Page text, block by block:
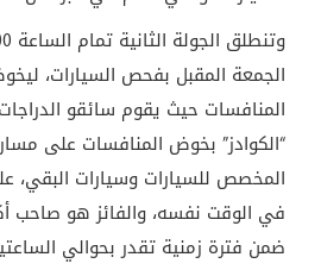
الجمعة المقبل بفحص السيارات،
المنافسات حيث يقوم سائقو الدراجات
“الكوادز” بخوض المنافسات على
المخصص للسيارات وسيارات البقي،
في الوقت نفسه، والفائز هو صاحب
ضمن فترة زمنية تقدر بحوالي